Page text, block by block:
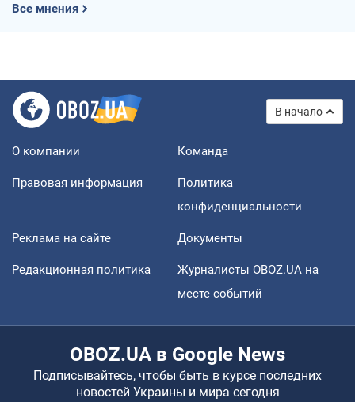
Все мнения
В начало
О компании Команда
Правовая информация
Политика
конфиденциальности
Реклама на сайте Документы
Редакционная политика
Журналисты OBOZ.UA на
месте событий
OBOZ.UA в Google News
Подписывайтесь, чтобы быть в курсе последних
новостей Украины и мира сегодня